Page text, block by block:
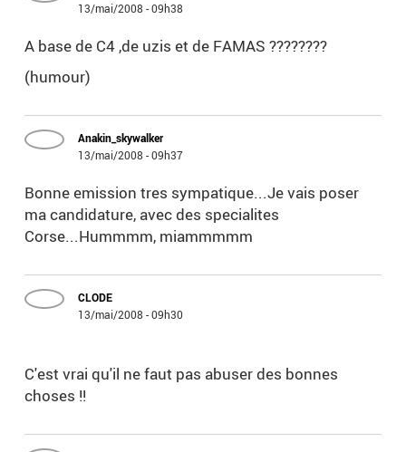
13/mai/2008 - 09h38
A base de C4 ,de uzis et de FAMAS ????????
(humour)
Anakin_skywalker
13/mai/2008 - 09h37
Bonne emission tres sympatique...Je vais poser
ma candidature, avec des specialites
Corse...Hummmm, miammmmm
CLODE
13/mai/2008 - 09h30
C'est vrai qu'il ne faut pas abuser des bonnes
choses !!